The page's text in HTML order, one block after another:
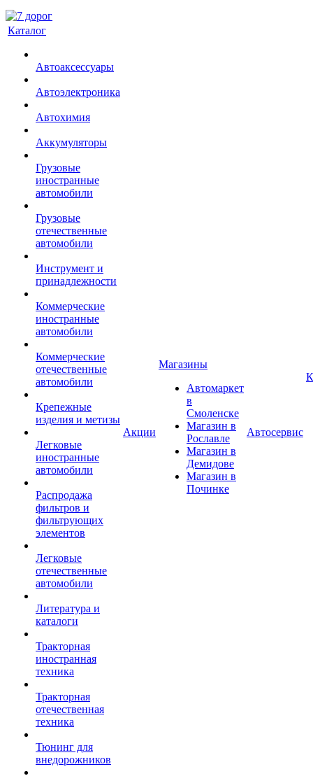
Каталог
Автоаксессуары
Автоэлектроника
Автохимия
Аккумуляторы
Грузовые
иностранные
автомобили
Грузовые
отечественные
автомобили
Инструмент и
принадлежности
Коммерческие
иностранные
автомобили
Коммерческие
отечественные
автомобили
Крепежные
изделия и метизы
Легковые
иностранные
автомобили
Распродажа
фильтров и
фильтрующих
элементов
Легковые
отечественные
автомобили
Литература и
каталоги
Тракторная
иностранная
техника
Тракторная
отечественная
техника
Тюнинг для
внедорожников
Акции
Магазины
Автомаркет
в
Смоленске
Магазин в
Рославле
Магазин в
Демидове
Магазин в
Починке
Автосервис